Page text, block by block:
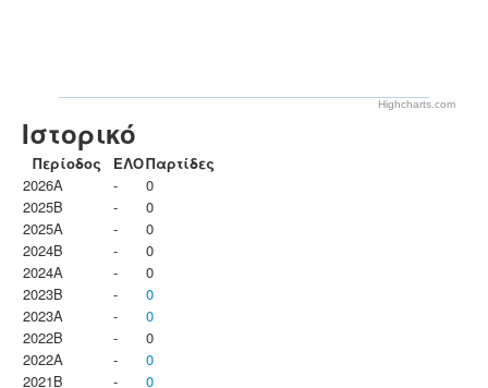
Highcharts.com
Ιστορικό
Περίοδος ΕΛΟΠαρτίδες
2026A
-
0
2025B
-
0
2025A
-
0
2024B
-
0
2024A
-
0
2023B
-
0
2023Α
-
0
2022B
-
0
2022A
-
0
2021B
- 0